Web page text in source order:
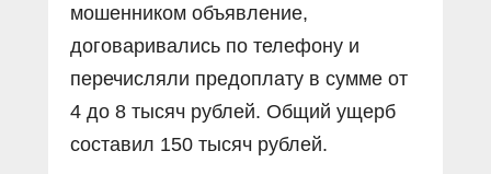
мошенником объявление,
договаривались по телефону и
перечисляли предоплату в сумме от
4 до 8 тысяч рублей. Общий ущерб
составил 150 тысяч рублей.